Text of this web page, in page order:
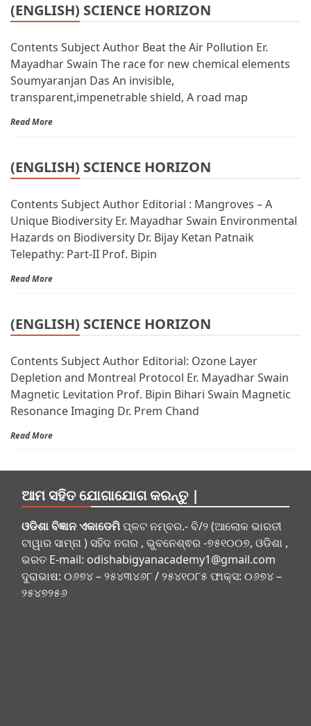
(ENGLISH) SCIENCE HORIZON
Contents Subject Author Beat the Air Pollution Er.
Mayadhar Swain The race for new chemical elements
Soumyaranjan Das An invisible,
transparent,impenetrable shield, A road map
Read More
(ENGLISH) SCIENCE HORIZON
Contents Subject Author Editorial : Mangroves – A
Unique Biodiversity Er. Mayadhar Swain Environmental
Hazards on Biodiversity Dr. Bijay Ketan Patnaik
Telepathy: Part-II Prof. Bipin
Read More
(ENGLISH) SCIENCE HORIZON
Contents Subject Author Editorial: Ozone Layer
Depletion and Montreal Protocol Er. Mayadhar Swain
Magnetic Levitation Prof. Bipin Bihari Swain Magnetic
Resonance Imaging Dr. Prem Chand
Read More
ଆମ ସହିତ ଯୋଗାଯୋଗ କରନ୍ତୁ |
ଓଡିଶା ବିଜ୍ଞାନ ଏକାଡେମିପ୍ଳଟ ନମ୍ବର.- ବି/୨ (ଆଲୋକ ଭାରତୀ
ଟାୱାର ସାମ୍ନା ) ସହିଦ ନଗର , ଭୁବନେଶ୍ଵର -୭୫୧୦୦୭, ଓଡିଶା ,
ଭରତ E-mail: odishabigyanacademy1@gmail.com
ଦୁରାଭାଷ: ୦୬୭୪ – ୨୫୪୩୪୬୮ / ୨୫୪୧୦୮୫ ଫାକ୍ସ: ୦୬୭୪ –
୨୫୪୭୨୫୬